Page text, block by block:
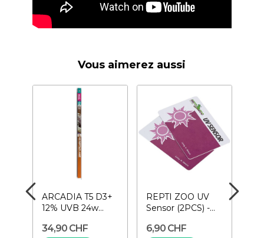
Vous aimerez aussi
ARCADIA T5 D3+
12% UVB 24w
néon 55 cm pour...
34,90 CHF
REPTI ZOO UV
Sensor (2PCS) -
UV
6,90 CHF